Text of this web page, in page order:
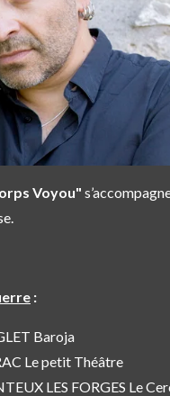
Voyou"
.
:
Baroja
Le petit Théâtre
LES FORGES Le